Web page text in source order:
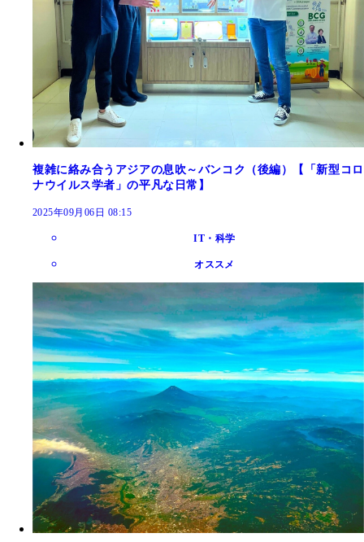
複雑に絡み合うアジアの息吹～バンコク（後編）【「新型コロ
ナウイルス学者」の平凡な日常】
2025年09月06日 08:15
IT・科学
オススメ